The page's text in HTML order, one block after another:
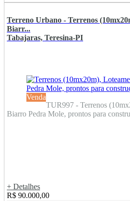
Terreno Urbano - Terrenos
Biarr...
Tabajaras, Teresina-PI
Venda
TUR997 - Terrenos
Biarro Pedra Mole, prontos para
+ Detalhes
R$ 90.000,00